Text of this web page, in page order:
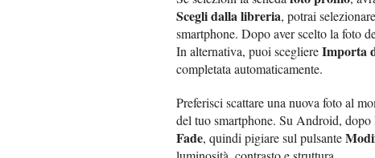
Scegli dalla libreria, potrai
smartphone. Dopo aver scelto la foto
In alternativa, puoi scegliereImporta
completata automaticamente.
Preferisci scattare una nuova foto al
del tuo smartphone. Su Android,
Fade, quindi pigiare sul pulsante